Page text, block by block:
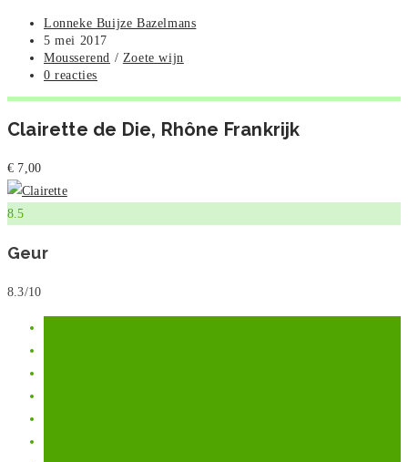
te
Bericht
auteur:
Lonneke Buijze Bazelmans
Bericht
gepubliceerd
op:
5 mei 2017
Berichtcategorie:
Mousserend / Zoete wijn
Bericht
0 reacties
Clairette de Die, Rhône Frankrijk
€ 7,00
8.5
Geur
8.3/10